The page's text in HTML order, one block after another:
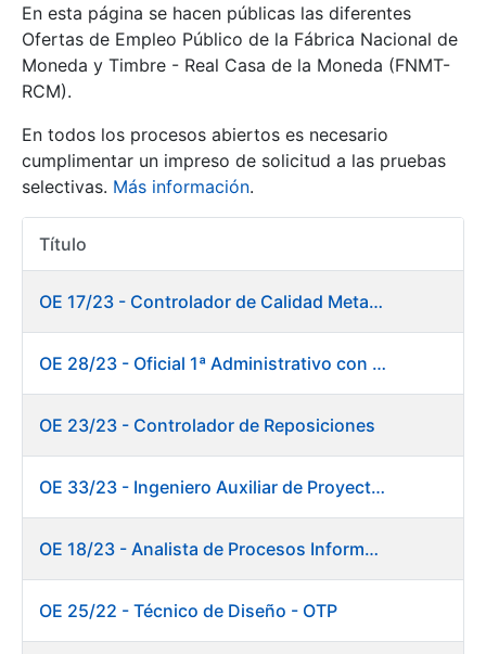
Mostrar/Ocultar
Mostrar/Ocultar
Mostrar/Ocultar
Mostrar/Ocultar
En esta página se hacen públicas las diferentes
Ofertas de Empleo Público de la Fábrica Nacional de
Moneda y Timbre - Real Casa de la Moneda (FNMT-
RCM).
En todos los procesos abiertos es necesario
cumplimentar un impreso de solicitud a las pruebas
selectivas. Más información.
Título
OE 17/23 - Controlador de Calidad Metalurgia
OE 28/23 - Oficial 1ª Administrativo con inglés y francés
OE 23/23 - Controlador de Reposiciones
OE 33/23 - Ingeniero Auxiliar de Proyectos. Marketing
OE 18/23 - Analista de Procesos Informáticos
OE 25/22 - Técnico de Diseño - OTP